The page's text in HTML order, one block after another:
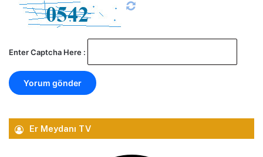
Enter Captcha Here :
Er Meydanı TV